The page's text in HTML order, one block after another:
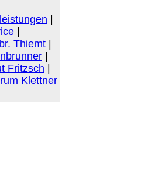
|
|
Thiemt |
|
Fritzsch |
Klettner